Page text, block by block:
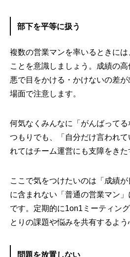
部下を平等に扱う
複数の営業マンを率いるときに
ことを意識しましょう。成績の
悪で目をかける・かけないの差
場面で注意します。
何気なくみんなに「がんばって
つもりでも、「自分だけ言われ
れてはチーム運営にも支障をきた
ここで気をつけたいのは「成績が
に含まれない「普通の営業マン
です。定期的に1on1ミーティン
とりの課題や悩みを共有するよう
問題を放置しない